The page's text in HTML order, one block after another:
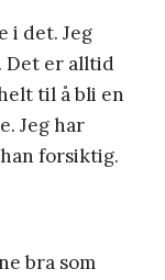
i det. Jeg
Det er alltid
til å bli en
Jeg har
forsiktig.
bra som